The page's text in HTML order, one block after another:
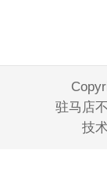
驻马店
技